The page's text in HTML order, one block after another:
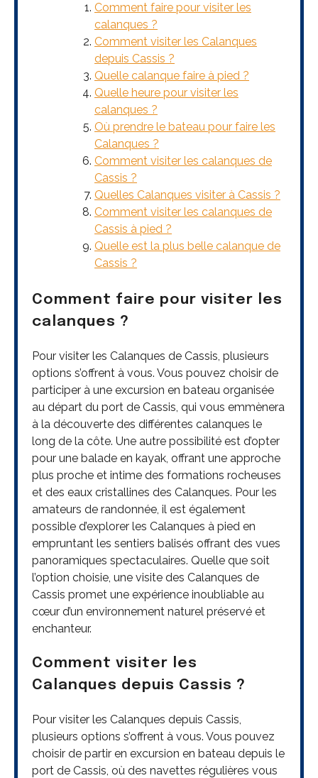
Comment faire pour visiter les
calanques ?
Comment visiter les Calanques
depuis Cassis ?
Quelle calanque faire à pied ?
Quelle heure pour visiter les
calanques ?
Où prendre le bateau pour faire les
Calanques ?
Comment visiter les calanques de
Cassis ?
Quelles Calanques visiter à Cassis ?
Comment visiter les calanques de
Cassis à pied ?
Quelle est la plus belle calanque de
Cassis ?
Comment faire pour visiter les
calanques ?
Pour visiter les Calanques de Cassis, plusieurs
options s’offrent à vous. Vous pouvez choisir de
participer à une excursion en bateau organisée
au départ du port de Cassis, qui vous emmènera
à la découverte des différentes calanques le
long de la côte. Une autre possibilité est d’opter
pour une balade en kayak, offrant une approche
plus proche et intime des formations rocheuses
et des eaux cristallines des Calanques. Pour les
amateurs de randonnée, il est également
possible d’explorer les Calanques à pied en
empruntant les sentiers balisés offrant des vues
panoramiques spectaculaires. Quelle que soit
l’option choisie, une visite des Calanques de
Cassis promet une expérience inoubliable au
cœur d’un environnement naturel préservé et
enchanteur.
Comment visiter les
Calanques depuis Cassis ?
Pour visiter les Calanques depuis Cassis,
plusieurs options s’offrent à vous. Vous pouvez
choisir de partir en excursion en bateau depuis le
port de Cassis, où des navettes régulières vous